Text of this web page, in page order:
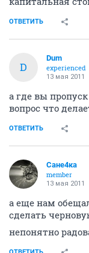
ОТВЕТИТЬ
D
Dum
experienced
13 мая 2011
а где вы
вопрос что
ОТВЕТИТЬ
Сане4ка
member
13 мая 2011
а еще нам
сделать
непонятно